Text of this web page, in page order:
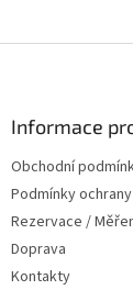
Informace
Obchodní
Podmínky
Rezervace /
Doprava
Kontakty